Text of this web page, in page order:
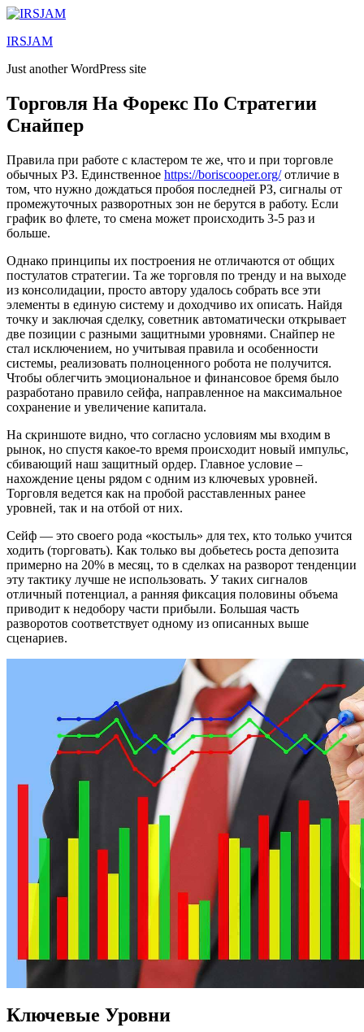
Lewati
konten
IRSJAM
Just another WordPress site
Торговля На Форекс По Стратегии
Снайпер
Правила при работе с кластером те же, что и при торговле
обычных РЗ. Единственное https://boriscooper.org/отличие в
том, что нужно дождаться пробоя последней РЗ, сигналы от
промежуточных разворотных зон не берутся в работу. Если
график во флете, то смена может происходить 3-5 раз и
больше.
Однако принципы их построения не отличаются от общих
постулатов стратегии. Та же торговля по тренду и на выходе
из консолидации, просто автору удалось собрать все эти
элементы в единую систему и доходчиво их описать. Найдя
точку и заключая сделку, советник автоматически открывает
две позиции с разными защитными уровнями. Снайпер не
стал исключением, но учитывая правила и особенности
системы, реализовать полноценного робота не получится.
Чтобы облегчить эмоциональное и финансовое бремя было
разработано правило сейфа, направленное на максимальное
сохранение и увеличение капитала.
На скриншоте видно, что согласно условиям мы входим в
рынок, но спустя какое-то время происходит новый импульс,
сбивающий наш защитный ордер. Главное условие –
нахождение цены рядом с одним из ключевых уровней.
Торговля ведется как на пробой расставленных ранее
уровней, так и на отбой от них.
Сейф — это своего рода «костыль» для тех, кто только учится
ходить (торговать). Как только вы добьетесь роста депозита
примерно на 20% в месяц, то в сделках на разворот тенденции
эту тактику лучше не использовать. У таких сигналов
отличный потенциал, а ранняя фиксация половины объема
приводит к недобору части прибыли. Большая часть
разворотов соответствует одному из описанных выше
сценариев.
Ключевые Уровни